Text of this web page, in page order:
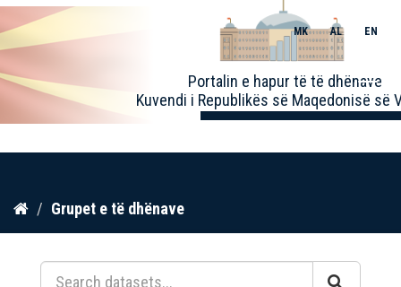
Kalo
përmbajtja
Portalin e hapur të të dhënave
Kuvendi i Republikës së Maqedonisë së
MK AL EN
Toggle
Grupet e të dhënave